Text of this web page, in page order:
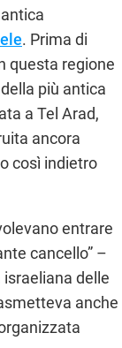
. Prima di
questa regione
più antica
a Tel Arad,
ancora
così indietro
entrare
cancello” –
israeliana delle
anche